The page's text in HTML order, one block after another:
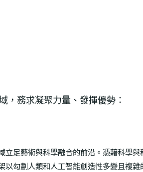
，務求凝聚力量、發揮優勢：
立足藝術與科學融合的前沿。憑藉科學
以勾劃人類和人工智能創造性多變且複